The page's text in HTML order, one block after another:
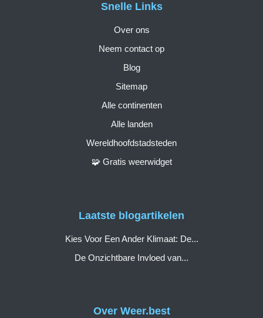
Over Weer.best
Snelle Links
Over ons
Neem contact op
Blog
Sitemap
Alle continenten
Alle landen
Wereldhoofdstadsteden
🧩 Gratis weerwidget
Laatste blogartikelen
Kies Voor Een Ander Klimaat: De...
De Onzichtbare Invloed van...